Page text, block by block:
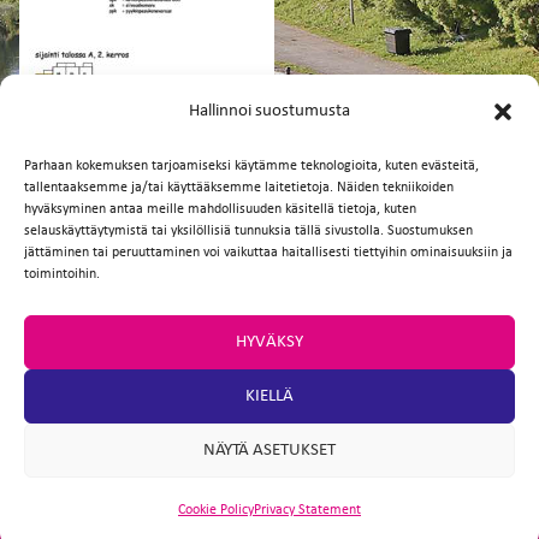
Hallinnoi suostumusta
Parhaan kokemuksen tarjoamiseksi käytämme teknologioita, kuten evästeitä,
tallentaaksemme ja/tai käyttääksemme laitetietoja. Näiden tekniikoiden
hyväksyminen antaa meille mahdollisuuden käsitellä tietoja, kuten
selauskäyttäytymistä tai yksilöllisiä tunnuksia tällä sivustolla. Suostumuksen
jättäminen tai peruuttaminen voi vaikuttaa haitallisesti tiettyihin ominaisuuksiin ja
toimintoihin.
HYVÄKSY
KIELLÄ
NÄYTÄ ASETUKSET
Cookie PolicyPrivacy Statement
Facebook
TwitterEmailWhatsApp